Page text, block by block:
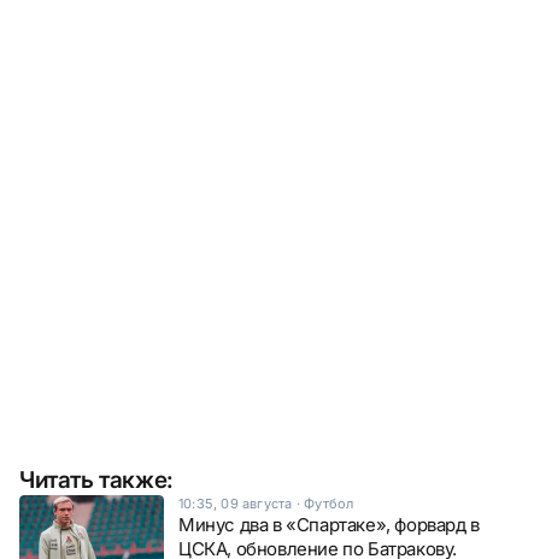
Читать также:
10:35, 09 августа ·Футбол
Минус два в «Спартаке», форвард в
ЦСКА, обновление по Батракову.